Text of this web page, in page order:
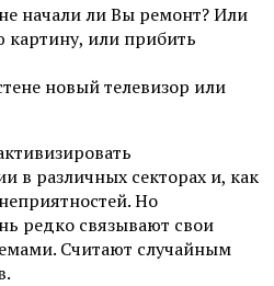
начали ли Вы ремонт? Или
картину, или прибить
новый телевизор или
в различных секторах и, как
Но
редко связывают свои
Считают случайным